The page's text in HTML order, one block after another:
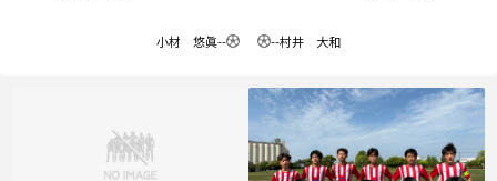
--
小材 悠眞 --村井 大和